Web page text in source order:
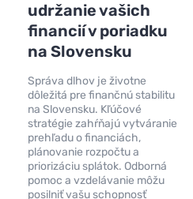
udržanie vašich
financií v poriadku
na Slovensku
Správa dlhov je životne
dôležitá pre finančnú stabilitu
na Slovensku. Kľúčové
stratégie zahŕňajú vytváranie
prehľadu o financiách,
plánovanie rozpočtu a
priorizáciu splátok. Odborná
pomoc a vzdelávanie môžu
posilniť vašu schopnosť